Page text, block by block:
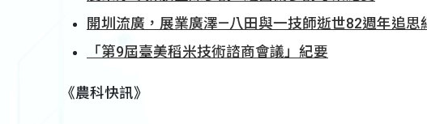
開圳流廣，展業廣澤—八田與一技師逝世82週年追思
「第9屆臺美稻米技術諮商會議」紀要
《農科快訊》